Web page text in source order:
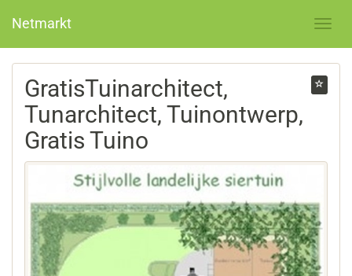
Netmarkt
GratisTuinarchitect,
Tunarchitect, Tuinontwerp,
Gratis Tuino